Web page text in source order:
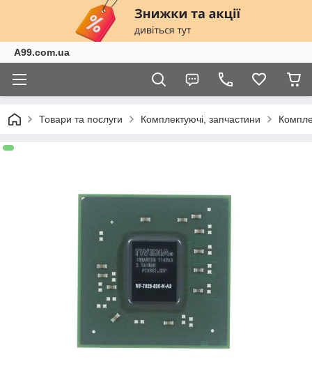
A99.com.ua
Товари та послуги Комплектуючі, запчастини